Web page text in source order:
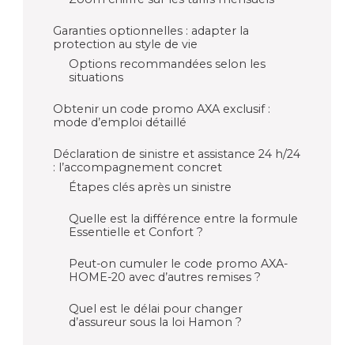
Garanties optionnelles : adapter la
protection au style de vie
Options recommandées selon les
situations
Obtenir un code promo AXA exclusif :
mode d’emploi détaillé
Déclaration de sinistre et assistance 24 h/24
: l’accompagnement concret
Étapes clés après un sinistre
Quelle est la différence entre la formule
Essentielle et Confort ?
Peut-on cumuler le code promo AXA-
HOME-20 avec d’autres remises ?
Quel est le délai pour changer
d’assureur sous la loi Hamon ?